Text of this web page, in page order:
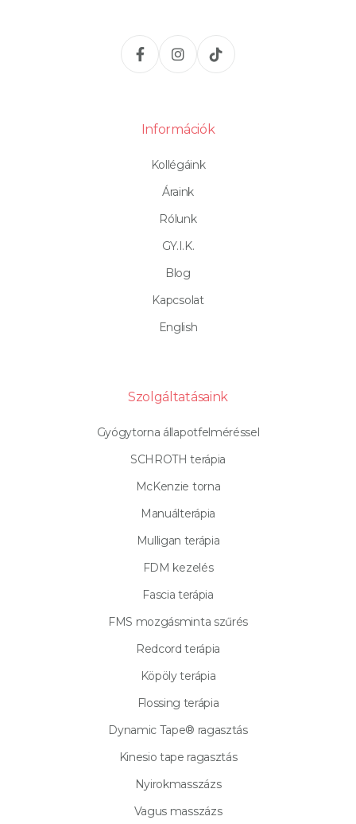
Információk
Kollégáink
Áraink
Rólunk
GY.I.K.
Blog
Kapcsolat
English
Szolgáltatásaink
Gyógytorna állapotfelméréssel
SCHROTH terápia
McKenzie torna
Manuálterápia
Mulligan terápia
FDM kezelés
Fascia terápia
FMS mozgásminta szűrés
Redcord terápia
Köpöly terápia
Flossing terápia
Dynamic Tape® ragasztás
Kinesio tape ragasztás
Nyirokmasszázs
Vagus masszázs